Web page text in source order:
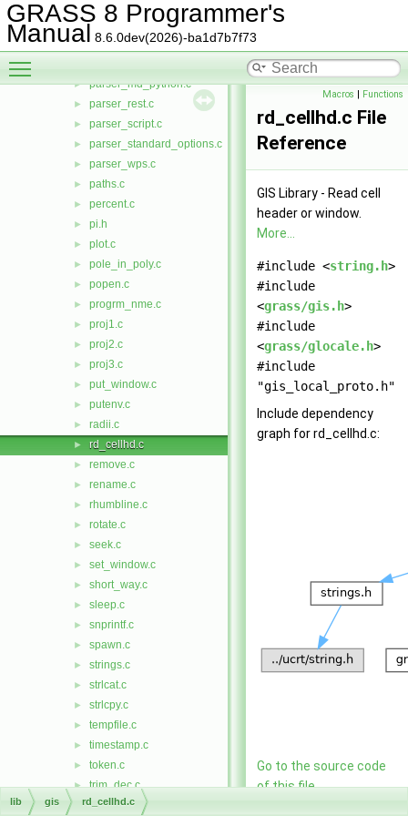
GRASS 8 Programmer's
Manual 8.6.0dev(2026)-ba1d7b7f73
► parser_json.c
► parser_md.c
► parser_md_cli.c
► parser_md_python.c
► parser_rest.c
► parser_script.c
► parser_standard_options.c
► parser_wps.c
► paths.c
► percent.c
► pi.h
► plot.c
► pole_in_poly.c
► popen.c
► progrm_nme.c
► proj1.c
► proj2.c
► proj3.c
► put_window.c
► putenv.c
► radii.c
► rd_cellhd.c
► remove.c
► rename.c
► rhumbline.c
► rotate.c
► seek.c
► set_window.c
► short_way.c
► sleep.c
► snprintf.c
► spawn.c
► strings.c
► strlcat.c
► strlcpy.c
► tempfile.c
► timestamp.c
► token.c
► trim_dec.c
► units.c
Macros | Functions
rd_cellhd.c File
Reference
GIS Library - Read cell
header or window.
More...
#include <string.h>
#include
<grass/gis.h>
#include
<grass/glocale.h>
#include
"gis_local_proto.h"
Include dependency
graph for rd_cellhd.c:
Go to the source code
of this file.
lib gis rd_cellhd.c